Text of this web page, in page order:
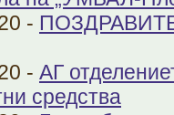
-
- АГ
средства